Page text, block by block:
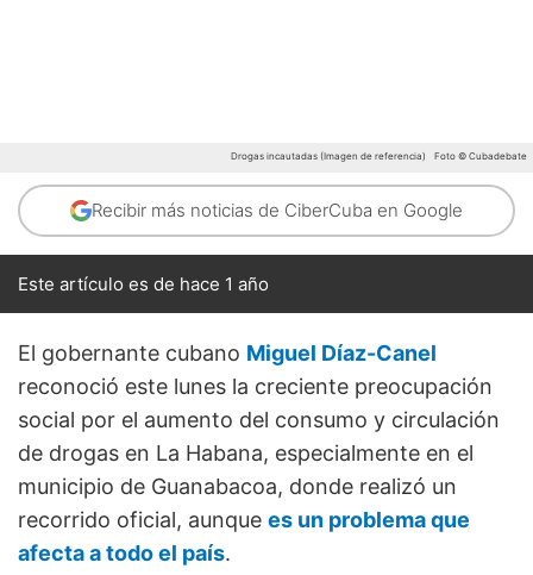
Drogas incautadas (Imagen de referencia) Foto © Cubadebate
Recibir más noticias de CiberCuba en Google
Este artículo es de hace 1 año
El gobernante cubano Miguel Díaz-Canel
reconoció este lunes la creciente preocupación
social por el aumento del consumo y circulación
de drogas en La Habana, especialmente en el
municipio de Guanabacoa, donde realizó un
recorrido oficial, aunque es un problema que
afecta a todo el país.